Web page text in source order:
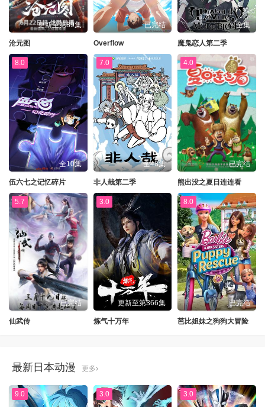
更新至第89集
沧元图
已完结
Overflow
全集
魔鬼恋人第二季
8.0
全10集
伍六七之记忆碎片
7.0
全48集
非人哉第二季
4.0
已完结
熊出没之夏日连连看
5.7
已完结
仙武传
3.0
更新至第366集
炼气十万年
8.0
已完结
芭比姐妹之狗狗大冒险
最新日本动漫 更多
9.0 3.0 3.0